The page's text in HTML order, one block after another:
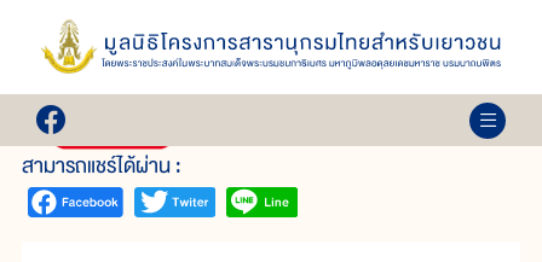
เล่ม 29
สามารถแชร์ได้ผ่าน :